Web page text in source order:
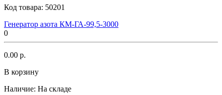
Код товара: 50201
Генератор азота КМ-ГА-99,5-3000
0
0.00 р.
В корзину
Наличие: На складе